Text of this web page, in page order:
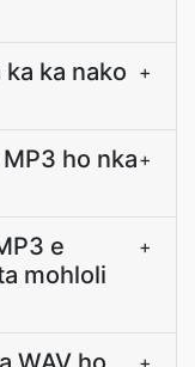
ka ka nako +
ho nka+
e
mohloli
+
+